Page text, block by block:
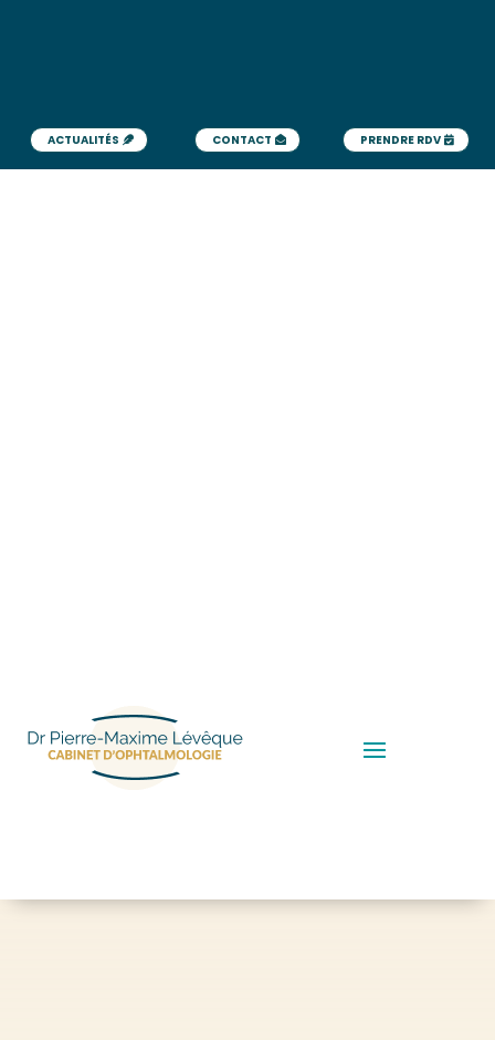
ACTUALITÉS CONTACT PRENDRE RDV